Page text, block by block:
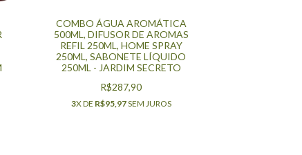
COMBO ÁGUA AROMÁTICA
500ML, DIFUSOR DE AROMAS
REFIL 250ML, HOME SPRAY
250ML, SABONETE LÍQUIDO
250ML - JARDIM SECRETO
R$287,90
3X DE R$95,97SEM JUROS